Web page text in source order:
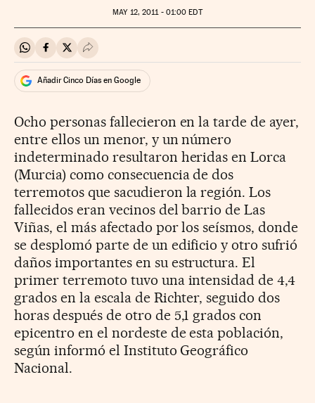
MAY12, 2011 - 01:00 EDT
Compartir en Whatsapp
Compartir en Facebook
Compartir en Twitter
Desplegar Redes Sociales
Añadir Cinco Días en Google
Ocho personas fallecieron en la tarde de ayer,
entre ellos un menor, y un número
indeterminado resultaron heridas en Lorca
(Murcia) como consecuencia de dos
terremotos que sacudieron la región. Los
fallecidos eran vecinos del barrio de Las
Viñas, el más afectado por los seísmos, donde
se desplomó parte de un edificio y otro sufrió
daños importantes en su estructura. El
primer terremoto tuvo una intensidad de 4,4
grados en la escala de Richter, seguido dos
horas después de otro de 5,1 grados con
epicentro en el nordeste de esta población,
según informó el Instituto Geográfico
Nacional.